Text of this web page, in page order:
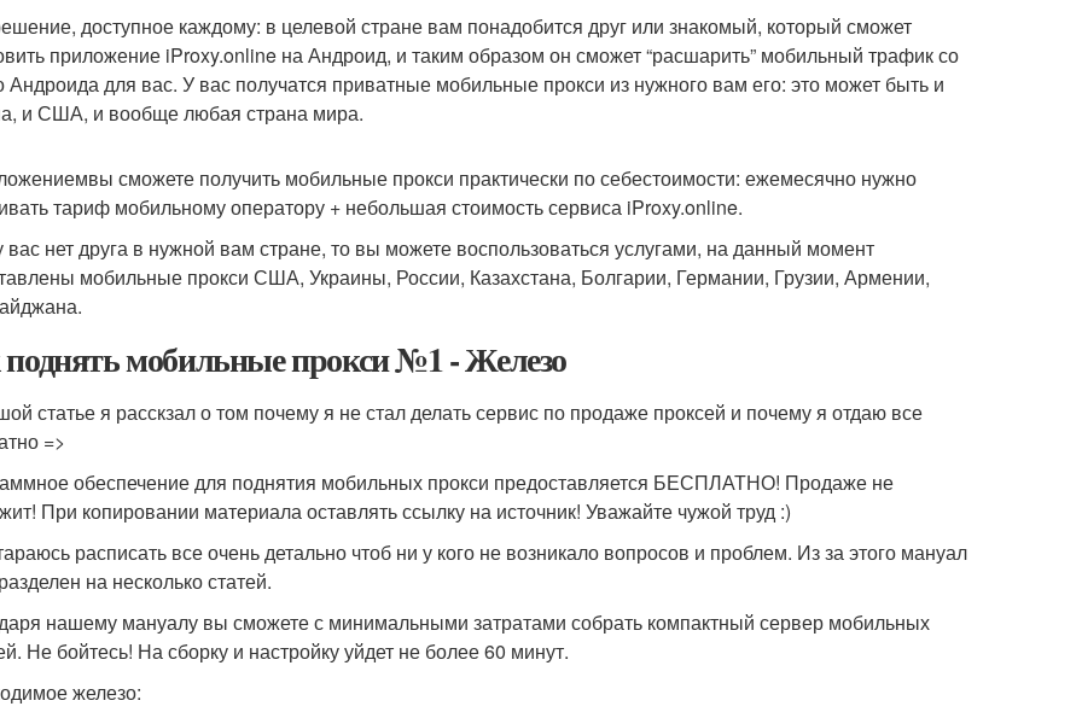
доступное каждому: в целевой стране вам понадобится друг или знакомый, который сможет
приложение iProxy.online на Андроид, и таким образом он сможет “расшарить” мобильный трафик со
Андроида для вас. У вас получатся приватные мобильные прокси из нужного вам его: это может быть и
и США, и вообще любая страна мира.
сможете получить мобильные прокси практически по себестоимости: ежемесячно нужно
тариф мобильному оператору + небольшая стоимость сервиса iProxy.online.
вас нет друга в нужной вам стране, то вы можете воспользоваться услугами, на данный момент
мобильные прокси США, Украины, России, Казахстана, Болгарии, Германии, Грузии, Армении,
мобильные прокси №1 - Железо
статье я расскзал о том почему я не стал делать сервис по продаже проксей и почему я отдаю все
=>
обеспечение для поднятия мобильных прокси предоставляется БЕСПЛАТНО! Продаже не
При копировании материала оставлять ссылку на источник! Уважайте чужой труд :)
расписать все очень детально чтоб ни у кого не возникало вопросов и проблем. Из за этого мануал
на несколько статей.
нашему мануалу вы сможете с минимальными затратами собрать компактный сервер мобильных
Не бойтесь! На сборку и настройку уйдет не более 60 минут.
железо: